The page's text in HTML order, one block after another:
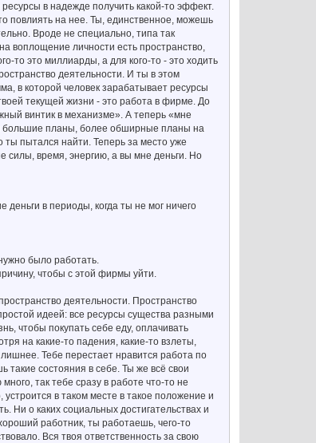
в надежде получить какой-то эффект.
повлиять на нее. Ты, единственное, можешь
Вроде не специально, типа так
воплощение личности есть пространство,
то это миллиарды, а для кого-то - это ходить
деятельности. И ты в этом
в которой человек зарабатывает ресурсы
текущей жизни - это работа в фирме. До
винтик в механизме». А теперь «мне
большие планы, более обширные планы на
ты пытался найти. Теперь за место уже
силы, время, энергию, а вы мне деньги. Но
в периоды, когда ты не мог ничего
было работать.
чтобы с этой фирмы уйти.
деятельности. Пространство
идеей: все ресурсы существа разными
чтобы покупать себе еду, оплачивать
на какие-то падения, какие-то взлеты,
Тебе перестает нравится работа по
такие состояния в себе. Ты же всё свои
так тебе сразу в работе что-то не
в таком месте в такое положение и
Ни о каких социальных достигательствах и
работник, ты работаешь, чего-то
Вся твоя ответственность за свою